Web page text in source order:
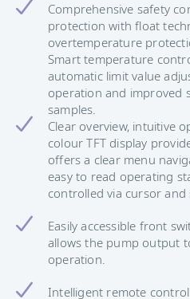
Comprehensive safety
protection with float
overtemperature
Smart temperature
automatic limit value
operation and improved
samples.
Clear overview, intuitive
colour TFT display
offers a clear menu
easy to read operating
controlled via cursor and
Easily accessible front
allows the pump output
operation.
Intelligent remote